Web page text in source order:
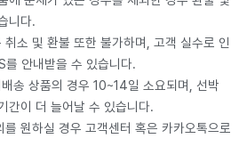
니다.
취소 및 환불 또한 불가하며, 고객 실수로 인
안내받을 수 있습니다.
송 상품의 경우 10~14일 소요되며, 선박
간이 더 늘어날 수 있습니다.
원하실 경우 고객센터 혹은 카카오톡으로